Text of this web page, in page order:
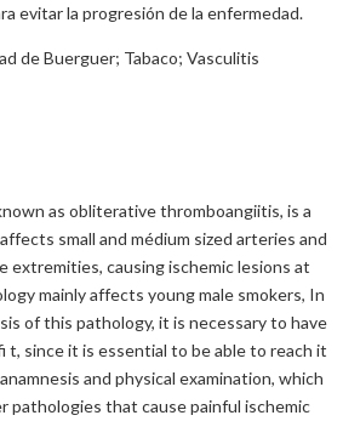
evitar la progresión de la enfermedad.
de Buerguer; Tabaco; Vasculitis
as obliterative thromboangiitis, is a
small and médium sized arteries and
extremities, causing ischemic lesions at
mainly affects young male smokers, In
of this pathology, it is necessary to have
t, since it is essential to be able to reach it
and physical examination, which
pathologies that cause painful ischemic